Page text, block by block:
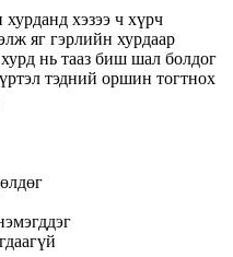
хэзээ ч хүрч
яг гэрлийн хурдаар
нь тааз биш шал болдог
тэдний оршин тогтнох